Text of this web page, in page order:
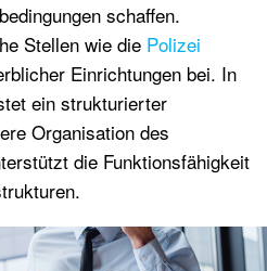
schaffen.
Stellen wie die Polizei
Einrichtungen bei. In
ein strukturierter
Organisation des
die Funktionsfähigkeit